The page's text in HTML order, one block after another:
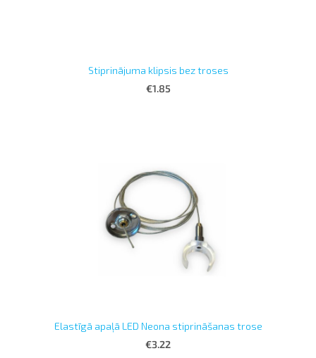
Stiprinājuma klipsis bez troses
€1.85
Elastīgā apaļā LED Neona stiprināšanas trose
€3.22